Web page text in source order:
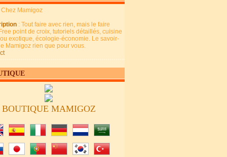
Chez Mamigoz
: Tout faire avec rien, mais le faire
point de croix, tutoriels détaillés, cuisine
exotique, écologie-économie. Le savoir-
Mamigoz rien que pour vous.
BOUTIQUE MAMIGOZ